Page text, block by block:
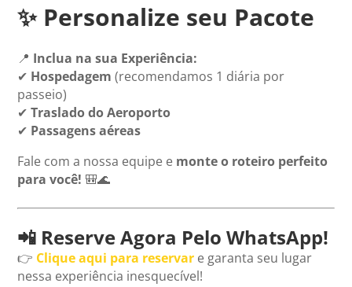
✨ Personalize seu Pacote
📍 Inclua na sua Experiência:
✔ Hospedagem (recomendamos 1 diária por
passeio)
✔Traslado do Aeroporto
✔ Passagens aéreas
Fale com a nossa equipe e monte o roteiro perfeito
para você! 🎒🌊
📲 Reserve Agora Pelo WhatsApp!
👉 Clique aqui para reservar e garanta seu lugar
nessa experiência inesquecível!